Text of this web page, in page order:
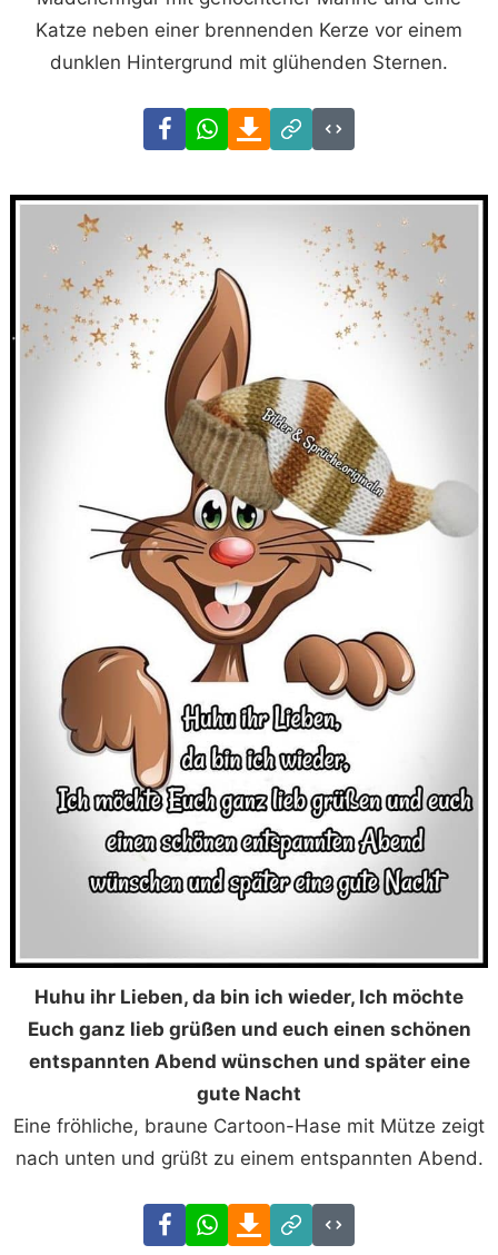
Katze neben einer brennenden Kerze vor einem
dunklen Hintergrund mit glühenden Sternen.
FacebookWhatsAppDownload
Link
Code
Huhu ihr Lieben, da bin ich wieder, Ich möchte
Euch ganz lieb grüßen und euch einen schönen
entspannten Abend wünschen und später eine
gute Nacht
Eine fröhliche, braune Cartoon-Hase mit Mütze zeigt
nach unten und grüßt zu einem entspannten Abend.
FacebookWhatsAppDownload
Link
Code